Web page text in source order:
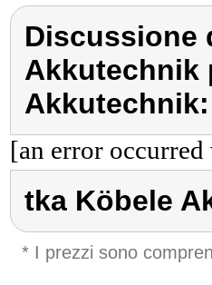
Discussione
Akkutechnik
Akkutechnik:
[an error
tka Köbele
* I prezzi sono